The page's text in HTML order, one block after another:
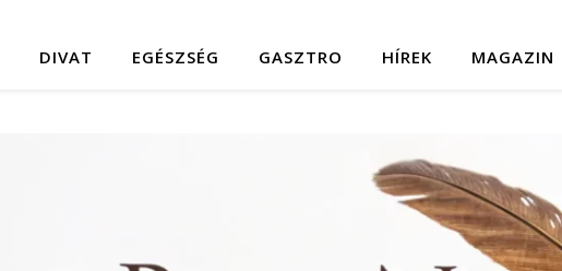
DIVAT EGÉSZSÉG GASZTRO HÍREK MAGAZIN